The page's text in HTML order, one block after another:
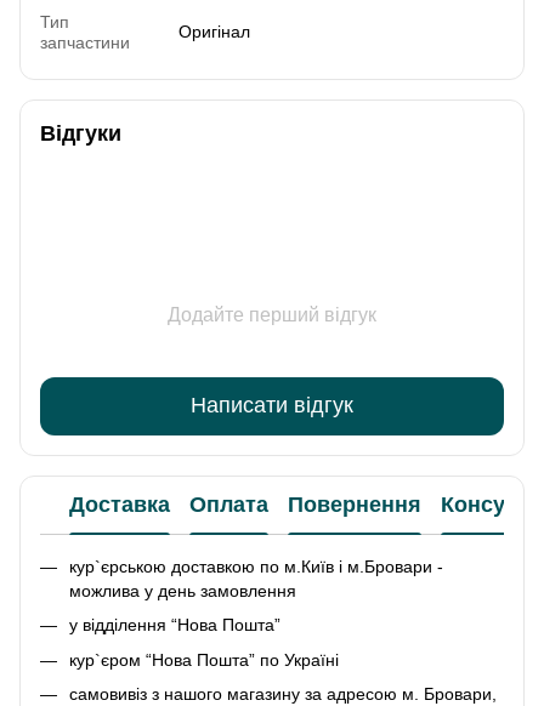
Тип
запчастини
Оригінал
Відгуки
Додайте перший відгук
Написати відгук
Доставка Оплата Повернення
кур`єрською доставкою по м.Київ і м.Бровари -
можлива у день замовлення
у відділення “Нова Пошта”
кур`єром “Нова Пошта” по Україні
самовивіз з нашого магазину за адресою м. Бровари,